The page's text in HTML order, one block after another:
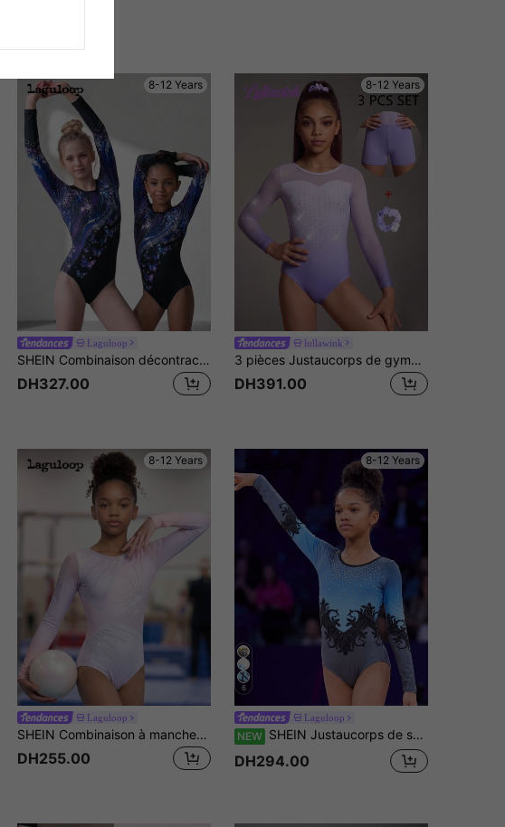
8-12 Years
Laguloop
SHEIN Combinaison décontractée à col rond et imprimé papillon pour préadolescentes
DH327.00
8-12 Years
lullawink
3 pièces Justaucorps de gymnastique à manches longues et short haute élasticité pour les préadolescentes. Tenue de gymnastique 4 saisons fabriquée en tissu haute élasticité avec imprimés dégradés et diamants brillants. Spécialement conçue pour l'entraînement et la compétition de gymnastique
DH391.00
8-12 Years
Laguloop
SHEIN Combinaison à manches longues pour préadolescentes avec imprimé blocs de couleurs et strass
DH255.00
8-12 Years
6
Laguloop
NEW SHEIN Justaucorps de sport une pièce à manches longues pour fille préadolescente, col rond, coupe slim, haute élasticité, motif dégradé tie-dye, imprimé exquis, stretch confortable, convient pour l'entraînement quotidien, l'uniforme d'équipe, les performances de gymnastique et les récitals de danse scolaire
DH294.00